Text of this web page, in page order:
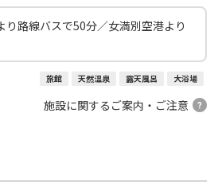
り路線バスで50分／女満別空港より
旅館 天然温泉 露天風呂 大浴場
施設に関するご案内・ご注意